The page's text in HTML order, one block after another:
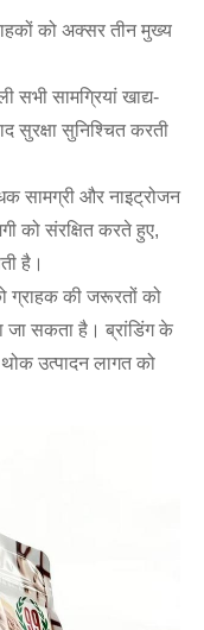
को अक्सर तीन मुख्य
सभी सामग्रियां खाद्य-
सुरक्षा सुनिश्चित करती
सामग्री और नाइट्रोजन
को संरक्षित करते हुए,
है।
ग्राहक की जरूरतों को
सकता है। ब्रांडिंग के
उत्पादन लागत को